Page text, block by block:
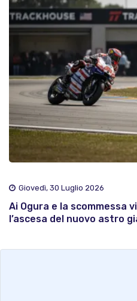
Giovedì, 30 Luglio 2026
Ai Ogura e la scommessa
l’ascesa del nuovo astro